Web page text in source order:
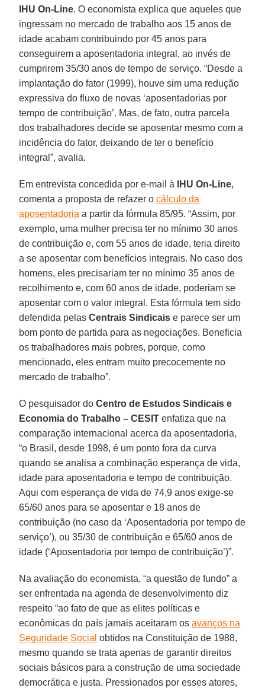
IHU On-Line. O economista explica que aqueles que
ingressam no mercado de trabalho aos 15 anos de
idade acabam contribuindo por 45 anos para
conseguirem a aposentadoria integral, ao invés de
cumprirem 35/30 anos de tempo de serviço. “Desde a
implantação do fator (1999), houve sim uma redução
expressiva do fluxo de novas ‘aposentadorias por
tempo de contribuição’. Mas, de fato, outra parcela
dos trabalhadores decide se aposentar mesmo com a
incidência do fator, deixando de ter o benefício
integral”, avalia.
Em entrevista concedida por e-mail à IHU On-Line,
comenta a proposta de refazer ocálculo da
aposentadoria a partir da fórmula 85/95. “Assim, por
exemplo, uma mulher precisa ter no mínimo 30 anos
de contribuição e, com 55 anos de idade, teria direito
a se aposentar com benefícios integrais. No caso dos
homens, eles precisariam ter no mínimo 35 anos de
recolhimento e, com 60 anos de idade, poderiam se
aposentar com o valor integral. Esta fórmula tem sido
defendida pelasCentrais Sindicais e parece ser um
bom ponto de partida para as negociações. Beneficia
os trabalhadores mais pobres, porque, como
mencionado, eles entram muito precocemente no
mercado de trabalho”.
O pesquisador doCentro de Estudos Sindicais e
Economia do Trabalho – CESIT enfatiza que na
comparação internacional acerca da aposentadoria,
“o Brasil, desde 1998, é um ponto fora da curva
quando se analisa a combinação esperança de vida,
idade para aposentadoria e tempo de contribuição.
Aqui com esperança de vida de 74,9 anos exige-se
65/60 anos para se aposentar e 18 anos de
contribuição (no caso da ‘Aposentadoria por tempo de
serviço’), ou 35/30 de contribuição e 65/60 anos de
idade (‘Aposentadoria por tempo de contribuição’)”.
Na avaliação do economista, “a questão de fundo” a
ser enfrentada na agenda de desenvolvimento diz
respeito “ao fato de que as elites políticas e
econômicas do país jamais aceitaram osavanços na
Seguridade Social obtidos na Constituição de 1988,
mesmo quando se trata apenas de garantir direitos
sociais básicos para a construção de uma sociedade
democrática e justa. Pressionados por esses atores,